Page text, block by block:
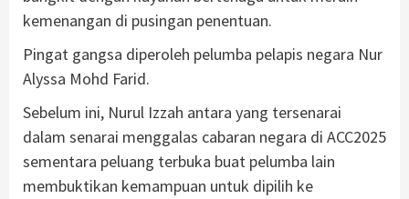
kemenangan di pusingan penentuan.
Pingat gangsa diperoleh pelumba pelapis negara Nur
Alyssa Mohd Farid.
Sebelum ini, Nurul Izzah antara yang tersenarai
dalam senarai menggalas cabaran negara di ACC2025
sementara peluang terbuka buat pelumba lain
membuktikan kemampuan untuk dipilih ke